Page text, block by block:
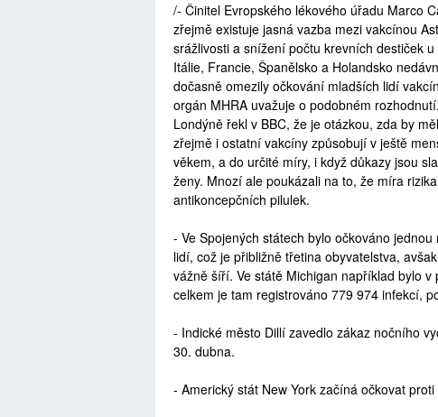
/- Činitel Evropského lékového úřadu Marco
zřejmě existuje jasná vazba mezi vakcínou
srážlivosti a snížení počtu krevních destiček
Itálie, Francie, Španělsko a Holandsko
dočasně omezily očkování mladších lidí
orgán MHRA uvažuje o podobném
Londýně řekl v BBC, že je otázkou, zda by
zřejmě i ostatní vakcíny způsobují v ještě
věkem, a do určité míry, i když důkazy jsou
ženy. Mnozí ale poukázali na to, že míra
antikoncepčních pilulek.
- Ve Spojených státech bylo očkováno
lidí, což je přibližně třetina obyvatelstva,
vážně šíří. Ve státě Michigan například bylo
celkem je tam registrováno 779 974 infekcí,
- Indické město Dillí zavedlo zákaz nočního
30. dubna.
- Americký stát New York začíná očkovat